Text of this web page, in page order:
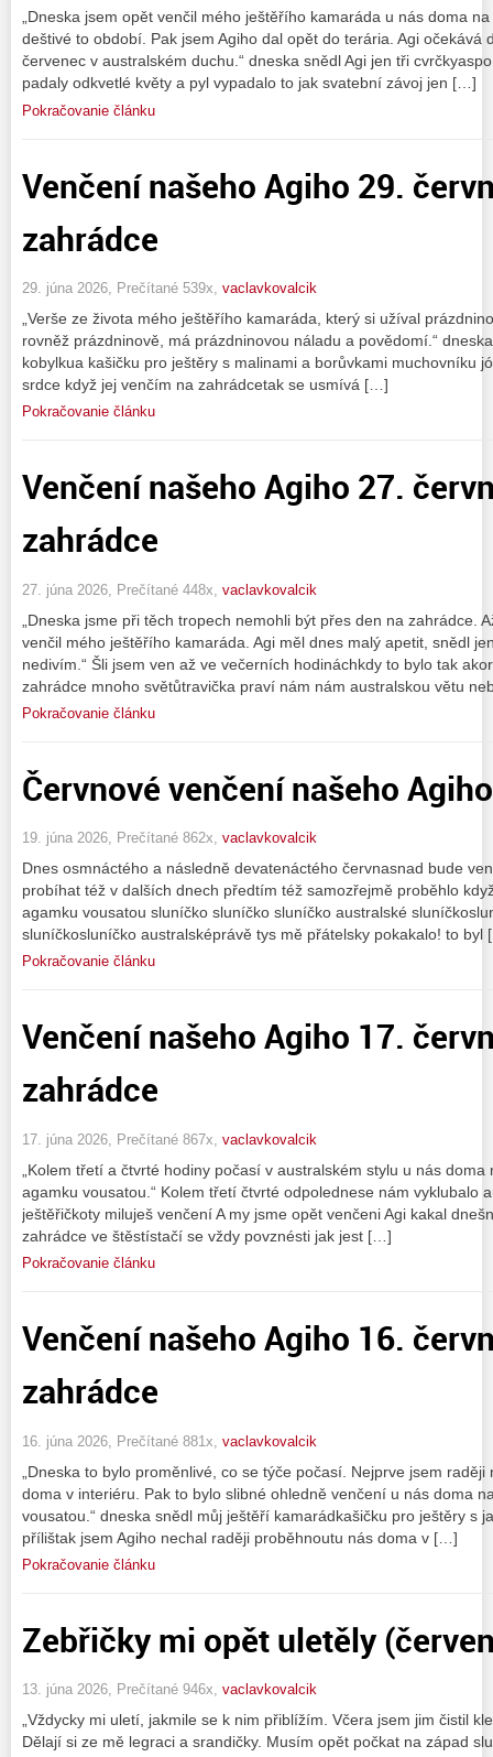
„Dneska jsem opět venčil mého ještěřího kamaráda u nás doma
deštivé to období. Pak jsem Agiho dal opět do terária. Agi očekává
červenec v australském duchu.“ dneska snědl Agi jen tři
padaly odkvetlé květy a pyl vypadalo to jak svatební závoj jen […]
Pokračovanie článku
Venčení našeho Agiho 29.
zahrádce
29. júna 2026, Prečítané 539x, vaclavkovalcik
„Verše ze života mého ještěřího kamaráda, který si užíval
rovněž prázdninově, má prázdninovou náladu a povědomí.“
kobylkua kašičku pro ještěry s malinami a borůvkami muchovníku
srdce když jej venčím na zahrádcetak se usmívá […]
Pokračovanie článku
Venčení našeho Agiho 27.
zahrádce
27. júna 2026, Prečítané 448x, vaclavkovalcik
„Dneska jsme při těch tropech nemohli být přes den na zahrádce.
venčil mého ještěřího kamaráda. Agi měl dnes malý apetit, snědl
nedivím.“ Šli jsem ven až ve večerních hodináchkdy to bylo tak
zahrádce mnoho světůtravička praví nám nám australskou větu
Pokračovanie článku
Červnové venčení našeho
19. júna 2026, Prečítané 862x, vaclavkovalcik
Dnes osmnáctého a následně devatenáctého červnasnad bude
probíhat též v dalších dnech předtím též samozřejmě proběhlo
agamku vousatou sluníčko sluníčko sluníčko australské
sluníčkosluníčko australsképrávě tys mě přátelsky pokakalo! to byl
Pokračovanie článku
Venčení našeho Agiho 17.
zahrádce
17. júna 2026, Prečítané 867x, vaclavkovalcik
„Kolem třetí a čtvrté hodiny počasí v australském stylu u nás
agamku vousatou.“ Kolem třetí čtvrté odpolednese nám vyklubalo
ještěřičkoty miluješ venčení A my jsme opět venčeni Agi kakal
zahrádce ve štěstístačí se vždy povznésti jak jest […]
Pokračovanie článku
Venčení našeho Agiho 16.
zahrádce
16. júna 2026, Prečítané 881x, vaclavkovalcik
„Dneska to bylo proměnlivé, co se týče počasí. Nejprve jsem
doma v interiéru. Pak to bylo slibné ohledně venčení u nás doma
vousatou.“ dneska snědl můj ještěří kamarádkašičku pro ještěry s
přílištak jsem Agiho nechal raději proběhnoutu nás doma v […]
Pokračovanie článku
Zebřičky mi opět uletěly
13. júna 2026, Prečítané 946x, vaclavkovalcik
„Vždycky mi uletí, jakmile se k nim přiblížím. Včera jsem jim čistil
Dělají si ze mě legraci a srandičky. Musím opět počkat na západ